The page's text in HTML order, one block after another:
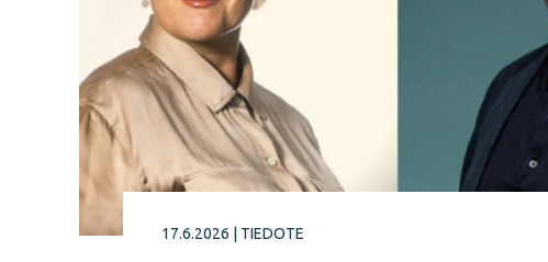
17.6.2026 TIEDOTE